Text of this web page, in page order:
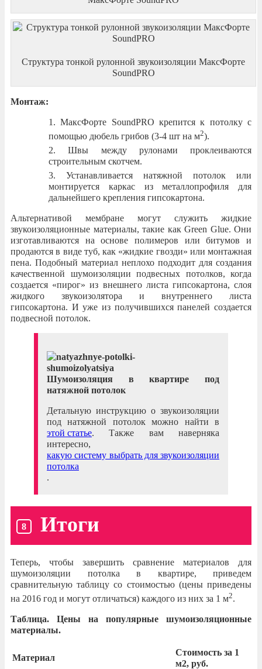
Структура тонкой рулонной звукоизоляции МаксФорте
SoundPRO
Монтаж:
МаксФорте SoundPRO крепится к потолку с
помощью дюбель грибов (3-4 шт на м2).
Швы между рулонами проклеиваются
строительным скотчем.
Устанавливается натяжной потолок или
монтируется каркас из металлопрофиля для
дальнейшего крепления гипсокартона.
Альтернативой мембране могут служить жидкие
звукоизоляционные материалы, такие как Green Glue. Они
изготавливаются на основе полимеров или битумов и
продаются в виде туб, как «жидкие гвозди» или монтажная
пена. Подобный материал неплохо подходит для создания
качественной шумоизоляции подвесных потолков, когда
создается «пирог» из внешнего листа гипсокартона, слоя
жидкого звукоизолятора и внутреннего листа
гипсокартона. И уже из получившихся панелей создается
подвесной потолок.
Шумоизоляция в квартире под
натяжной потолок
Детальную инструкцию о звукоизоляции
под натяжной потолок можно найти в
этой статье. Также вам наверняка
интересно,
какую систему выбрать для звукоизоляции
потолка
.
Итоги
Теперь, чтобы завершить сравнение материалов для
шумоизоляции потолка в квартире, приведем
сравнительную таблицу со стоимостью (цены приведены
на 2016 год и могут отличаться) каждого из них за 1 м2.
Таблица. Цены на популярные шумоизоляционные
материалы.
Материал
Стоимость за 1
м2, руб.